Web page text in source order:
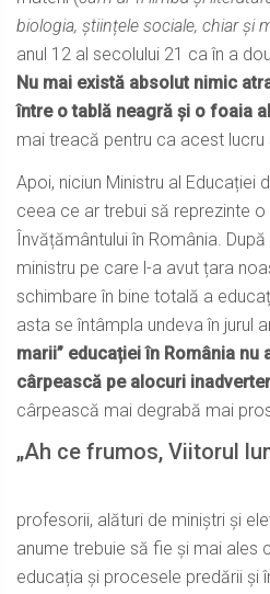
biologia, științele sociale, chiar și
anul 12 al secolului 21 ca în a
Nu mai există absolut nimic
între o tablă neagră și o foaia
mai treacă pentru ca acest lucru
Apoi, niciun Ministru al Educației
ceea ce ar trebui să reprezinte
Învățământului în România.
ministru pe care l-a avut țara
schimbare în bine totală a
asta se întâmpla undeva în jurul
marii” educației în România nu
cârpească pe alocuri
cârpească mai degrabă mai
„Ah ce frumos, Viitorul
profesorii, alături de miniștri și
anume trebuie să fie și mai ales
educația și procesele predării și